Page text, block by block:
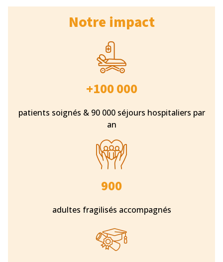
Notre impact
+100 000
patients soignés & 90 000 séjours hospitaliers par
an
900
adultes fragilisés accompagnés